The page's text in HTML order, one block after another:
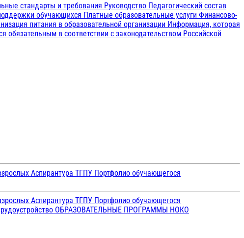
стандарты и требования Руководство Педагогический состав
обучающихся Платные образовательные услуги Финансово-
питания в образовательной организации Информация, которая
в соответствии с законодательством Российской
Аспирантура ТГПУ Портфолио обучающегося
Аспирантура ТГПУ Портфолио обучающегося
ОБРАЗОВАТЕЛЬНЫЕ ПРОГРАММЫ НОКО